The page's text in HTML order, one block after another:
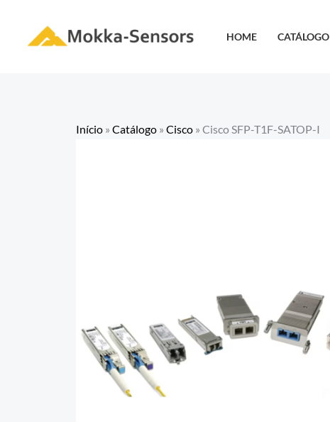
HOME CATÁLOGO
Início » Catálogo » Cisco » Cisco SFP-T1F-SATOP-I